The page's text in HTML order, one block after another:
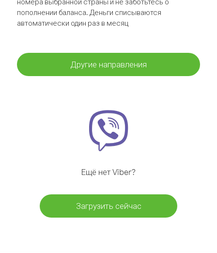
пополнении баланса. Деньги списываются
автоматически один раз в месяц
Другие направления
Ещё нет Viber?
Загрузить сейчас